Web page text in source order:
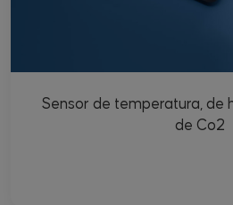
Sensor de temperatura, de
de Co2